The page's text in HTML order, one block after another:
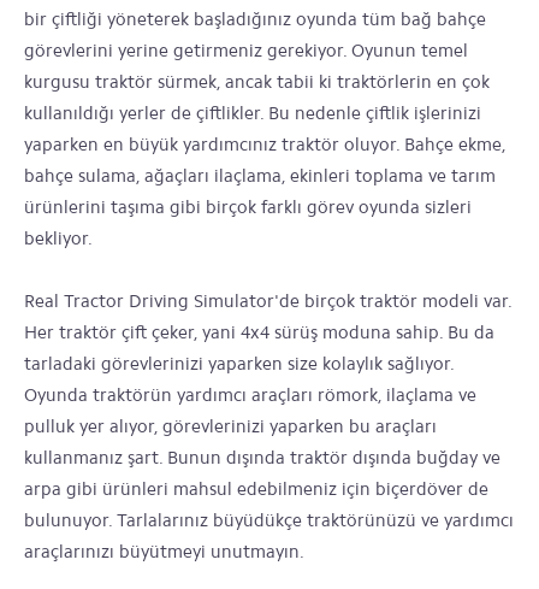
bir çiftliği yöneterek başladığınız oyunda tüm bağ bahçe
görevlerini yerine getirmeniz gerekiyor. Oyunun temel
kurgusu traktör sürmek, ancak tabii ki traktörlerin en çok
kullanıldığı yerler de çiftlikler. Bu nedenle çiftlik işlerinizi
yaparken en büyük yardımcınız traktör oluyor. Bahçe ekme,
bahçe sulama, ağaçları ilaçlama, ekinleri toplama ve tarım
ürünlerini taşıma gibi birçok farklı görev oyunda sizleri
bekliyor.
Real Tractor Driving Simulator'de birçok traktör modeli var.
Her traktör çift çeker, yani 4x4 sürüş moduna sahip. Bu da
tarladaki görevlerinizi yaparken size kolaylık sağlıyor.
Oyunda traktörün yardımcı araçları römork, ilaçlama ve
pulluk yer alıyor, görevlerinizi yaparken bu araçları
kullanmanız şart. Bunun dışında traktör dışında buğday ve
arpa gibi ürünleri mahsul edebilmeniz için biçerdöver de
bulunuyor. Tarlalarınız büyüdükçe traktörünüzü ve yardımcı
araçlarınızı büyütmeyi unutmayın.